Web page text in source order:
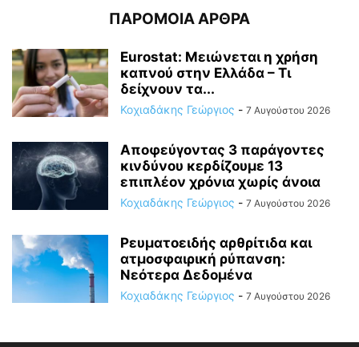
ΠΑΡΟΜΟΙΑ ΑΡΘΡΑ
Eurostat: Μειώνεται η χρήση
καπνού στην Ελλάδα – Τι
δείχνουν τα...
Κοχιαδάκης Γεώργιος - 7 Αυγούστου 2026
Αποφεύγοντας 3 παράγοντες
κινδύνου κερδίζουμε 13
επιπλέον χρόνια χωρίς άνοια
Κοχιαδάκης Γεώργιος - 7 Αυγούστου 2026
Ρευματοειδής αρθρίτιδα και
ατμοσφαιρική ρύπανση:
Νεότερα Δεδομένα
Κοχιαδάκης Γεώργιος - 7 Αυγούστου 2026